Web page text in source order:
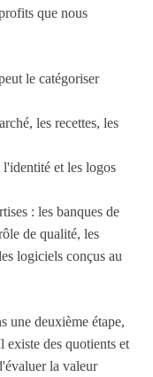
que nous
le catégoriser
les recettes, les
et les logos
: les banques de
de qualité, les
logiciels conçus au
une deuxième étape,
des quotients et
la valeur